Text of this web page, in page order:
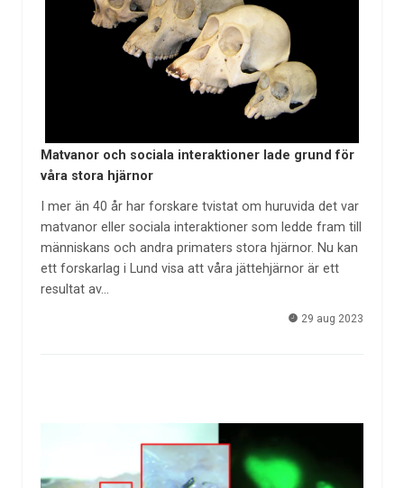
Matvanor och sociala interaktioner lade grund för
våra stora hjärnor
I mer än 40 år har forskare tvistat om huruvida det var
matvanor eller sociala interaktioner som ledde fram till
människans och andra primaters stora hjärnor. Nu kan
ett forskarlag i Lund visa att våra jättehjärnor är ett
resultat av…
29 aug 2023